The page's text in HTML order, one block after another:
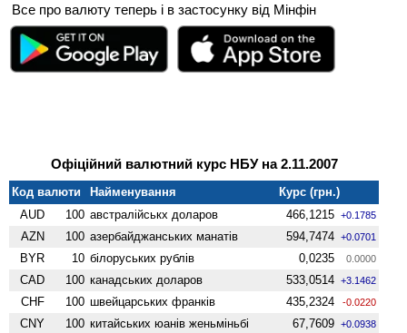
Все про валюту теперь і в застосунку від Мінфін
Офіційний валютний курс НБУ на 2.11.2007
Код валюти Найменування
Курс (грн.)
AUD
100 австралійськх доларов 466,1215 +0.1785
AZN 100 азербайджанських манатів 594,7474 +0.0701
BYR 10 білоруських рублів 0,0235 0.0000
CAD 100 канадських доларов 533,0514 +3.1462
CHF 100 швейцарських франків 435,2324 -0.0220
CNY 100 китайських юанів женьмiньбi 67,7609 +0.0938